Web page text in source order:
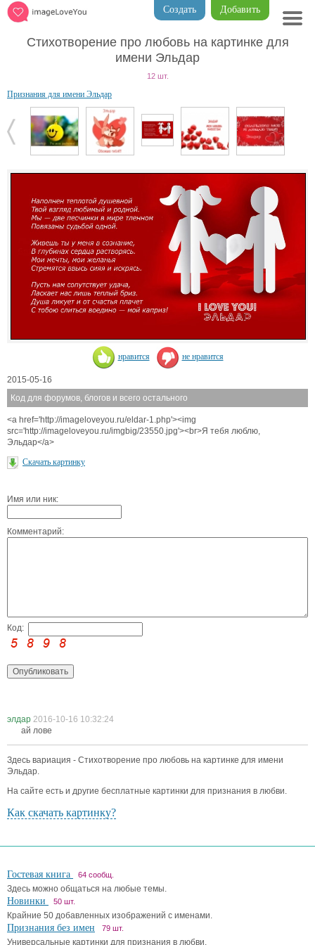
Добавить
Создать
Стихотворение про любовь на картинке для
имени Эльдар
12 шт.
Признания для имени Эльдар
нравится не нравится
2015-05-16
Код для форумов, блогов и всего остального
<a href='http://imageloveyou.ru/eldar-1.php'><img
src='http://imageloveyou.ru/imgbig/23550.jpg'><br>Я тебя люблю,
Эльдар</a>
Скачать картинку
Имя или ник:
Комментарий:
Код:
элдар 2016-10-16 10:32:24
ай лове
Здесь вариация - Стихотворение про любовь на картинке для имени
Эльдар.
На сайте есть и другие бесплатные картинки для признания в любви.
Как скачать картинку?
Гостевая книга 64 сообщ.
Здесь можно общаться на любые темы.
Новинки 50 шт.
Крайние 50 добавленных изображений с именами.
Признания без имен 79 шт.
Универсальные картинки для признания в любви.